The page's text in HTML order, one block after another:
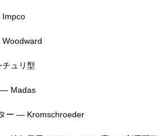
Impco
ュリ型
— Madas
ー — Kromschroeder